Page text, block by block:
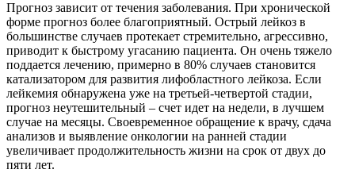
Прогноз зависит от течения заболевания. При хронической
форме прогноз более благоприятный. Острый лейкоз в
большинстве случаев протекает стремительно, агрессивно,
приводит к быстрому угасанию пациента. Он очень тяжело
поддается лечению, примерно в 80% случаев становится
катализатором для развития лифобластного лейкоза. Если
лейкемия обнаружена уже на третьей-четвертой стадии,
прогноз неутешительный – счет идет на недели, в лучшем
случае на месяцы. Своевременное обращение к врачу, сдача
анализов и выявление онкологии на ранней стадии
увеличивает продолжительность жизни на срок от двух до
пяти лет.